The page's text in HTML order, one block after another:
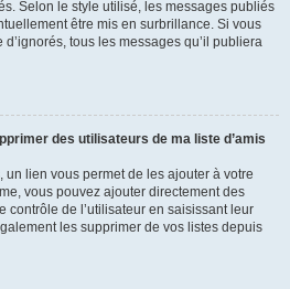
Selon le style utilisé, les messages publiés
être mis en surbrillance. Si vous
tous les messages qu’il publiera
des utilisateurs de ma liste d’amis
un lien vous permet de les ajouter à votre
vous pouvez ajouter directement des
contrôle de l’utilisateur en saisissant leur
les supprimer de vos listes depuis